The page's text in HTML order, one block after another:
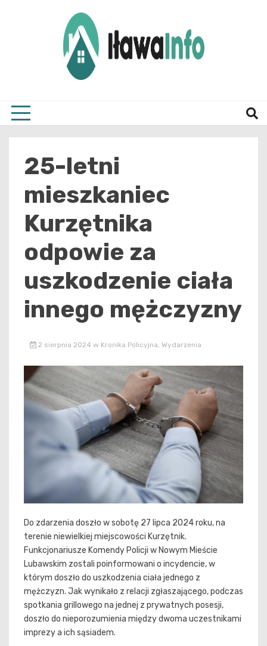
25-letni
mieszkaniec
Kurzętnika
odpowie za
uszkodzenie ciała
innego mężczyzny
2 sierpnia 2024 w Kronika Policyjna, Wydarzenia
Do zdarzenia doszło w sobotę 27 lipca 2024 roku, na
terenie niewielkiej miejscowości Kurzętnik.
Funkcjonariusze Komendy Policji w Nowym Mieście
Lubawskim zostali poinformowani o incydencie, w
którym doszło do uszkodzenia ciała jednego z
mężczyzn. Jak wynikało z relacji zgłaszającego, podczas
spotkania grillowego na jednej z prywatnych posesji,
doszło do nieporozumienia między dwoma uczestnikami
imprezy a ich sąsiadem.